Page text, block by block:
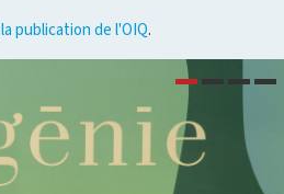
la publication de l'OIQ.